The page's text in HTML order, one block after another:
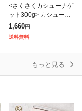
<さくさくカシューナゲ
ット300g> カシューナ
ッツ サクサク 軽い食感
カリカリ ナッツ お菓子
おやつ スナック 乾き物
1,660円
送料無料
もっと見る